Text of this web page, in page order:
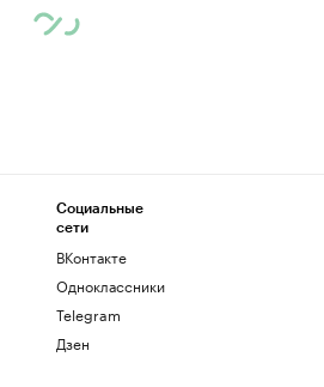
Социальные
сети
ВКонтакте
Одноклассники
Telegram
Дзен